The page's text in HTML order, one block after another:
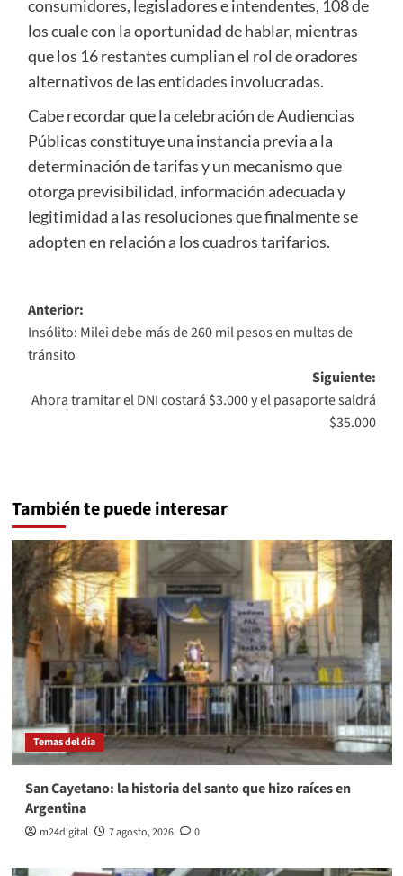
consumidores, legisladores e intendentes, 108 de
los cuale con la oportunidad de hablar, mientras
que los 16 restantes cumplian el rol de oradores
alternativos de las entidades involucradas.
Cabe recordar que la celebración de Audiencias
Públicas constituye una instancia previa a la
determinación de tarifas y un mecanismo que
otorga previsibilidad, información adecuada y
legitimidad a las resoluciones que finalmente se
adopten en relación a los cuadros tarifarios.
Navegación
de
entradas
Anterior:
Insólito: Milei debe más de 260 mil pesos en multas de
tránsito
Siguiente:
Ahora tramitar el DNI costará $3.000 y el pasaporte saldrá
$35.000
También te puede interesar
Temas del dia
San Cayetano: la historia del santo que hizo raíces en
Argentina
m24digital 7 agosto, 2026 0